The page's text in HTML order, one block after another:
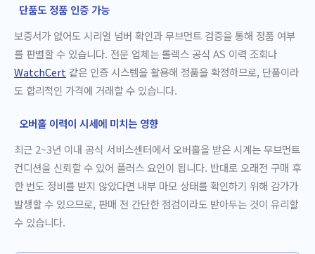
단품도 정품 인증 가능
보증서가 없어도 시리얼 넘버 확인과 무브먼트 검증을 통해 정품 여부
를 판별할 수 있습니다. 전문 업체는 롤렉스 공식 AS 이력 조회나
WatchCert 같은 인증 시스템을 활용해 정품을 확정하므로, 단품이라
도 합리적인 가격에 거래할 수 있습니다.
오버홀 이력이 시세에 미치는 영향
최근 2~3년 이내 공식 서비스센터에서 오버홀을 받은 시계는 무브먼트
컨디션을 신뢰할 수 있어 플러스 요인이 됩니다. 반대로 오래전 구매 후
한 번도 정비를 받지 않았다면 내부 마모 상태를 확인하기 위해 감가가
발생할 수 있으므로, 판매 전 간단한 점검이라도 받아두는 것이 유리할
수 있습니다.